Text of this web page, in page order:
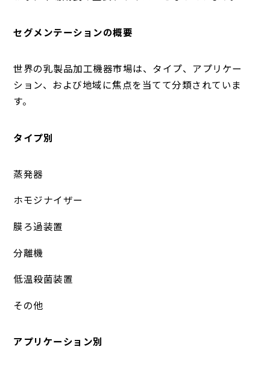
セグメンテーションの概要
世界の乳製品加工機器市場は、タイプ、アプリケー
ション、および地域に焦点を当てて分類されていま
す。
タイプ別
蒸発器
ホモジナイザー
膜ろ過装置
分離機
低温殺菌装置
その他
アプリケーション別